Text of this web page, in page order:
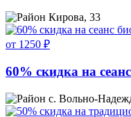
Кирова, 33
от 1250 ₽
60% скидка на
с. Вольно-